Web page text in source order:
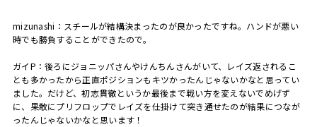
mizunashi： スチールが結構決まったのが良かったですね。ハンドが悪い
時でも勝負することができたので。
ガイP：後ろにジョニッパさんやけんちんさんがいて、レイズ返されるこ
とも多かったから正直ポジションもキツかったんじゃないかなと思ってい
ました。だけど、初志貫徹というか最後まで戦い方を変えないでめげず
に、果敢にプリフロップでレイズを仕掛けて突き通せたのが結果につなが
ったんじゃないかなと思います！